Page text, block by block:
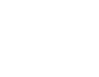
Aubagne
98